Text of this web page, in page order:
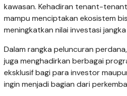
kawasan. Kehadiran tenant-
mampu menciptakan ekosistem
meningkatkan nilai investasi jangka
Dalam rangka peluncuran
juga menghadirkan berbagai
eksklusif bagi para investor
ingin menjadi bagian dari